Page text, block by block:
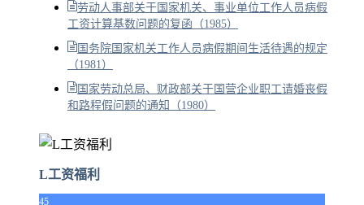
劳动人事部关于国家机关、事业单位工作人员病假
工资计算基数问题的复函（1985）
国务院国家机关工作人员病假期间生活待遇的规定
（1981）
国家劳动总局、财政部关于国营企业职工请婚丧假
和路程假问题的通知（1980）
L工资福利
45